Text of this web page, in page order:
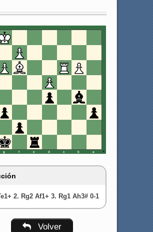
g f e d c b a
2. Rg2 Af1+ 3. Rg1 Ah3# 0-1
Volver